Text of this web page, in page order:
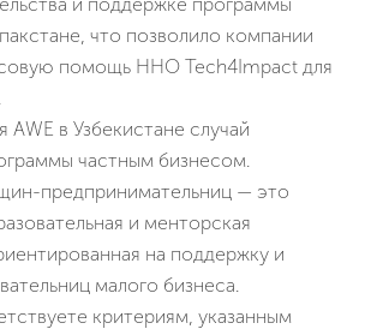
что позволило компании
помощь ННО Tech4Impact для
AWE в Узбекистане случай
частным бизнесом.
предпринимательниц — это
и менторская
на поддержку и
малого бизнеса.
критериям, указанным